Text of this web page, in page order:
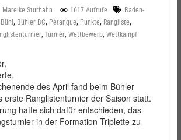
Mareike Sturhahn 1617 Aufrufe
Baden-
Bühl , Bühler BC, Pétanque, Punkte, Rangliste,
, Turnier, Wettbewerb, Wettkampf
des April fand beim Bühler
erste Ranglistenturnier der Saison statt.
hatte sich dafür entschieden, das
in der Formation Triplette zu